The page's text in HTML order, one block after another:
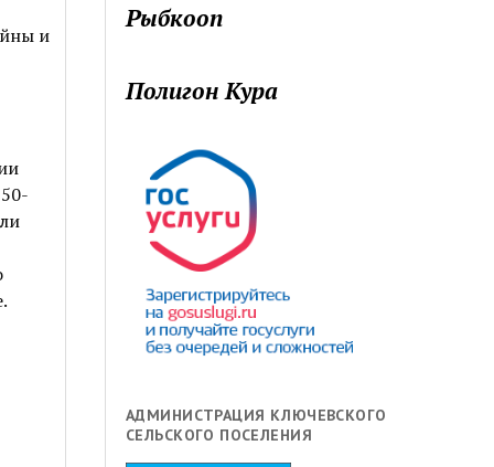
и
Рыбкооп
Полигон Кура
АДМИНИСТРАЦИЯ КЛЮЧЕВСКОГО
СЕЛЬСКОГО ПОСЕЛЕНИЯ